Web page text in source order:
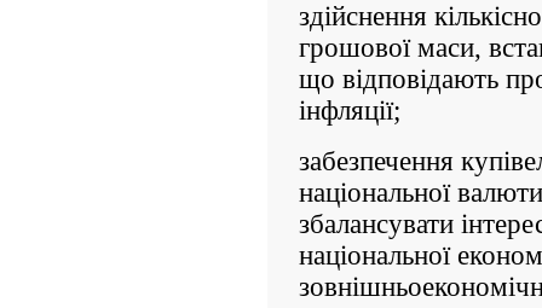
здійснення
грошової маси,
що відповідають
інфляції;
забезпечення
національної
збалансувати
національної